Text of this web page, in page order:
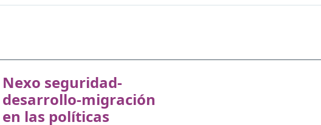
Nexo seguridad-
desarrollo-migración
en las políticas